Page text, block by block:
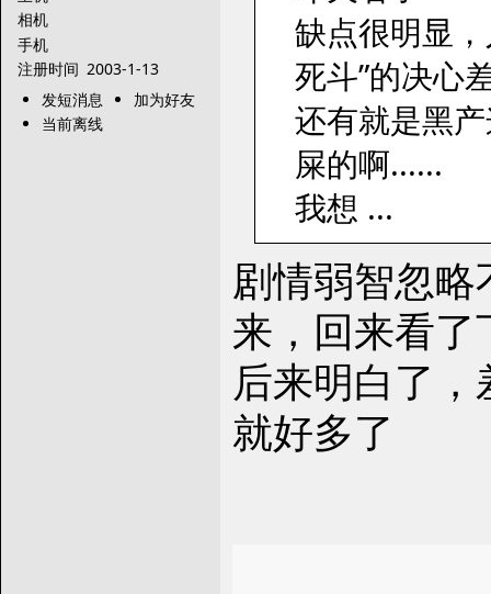
相机
手机
注册时间 2003-1-13
发短消息
加为好友
当前离线
缺点很明显
死斗”的决心
还有就是黑
屎的啊......
我想 ...
剧情弱智忽
来，回来看
后来明白了
就好多了